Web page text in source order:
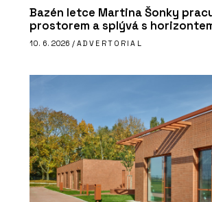
Bazén letce Martina Šonky
prostorem a splývá s
10. 6. 2026 / ADVERTORIAL